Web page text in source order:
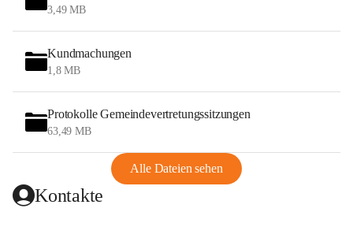
3,49 MB
Kundmachungen
1,8 MB
Protokolle Gemeindevertretungssitzungen
63,49 MB
Alle Dateien sehen
Kontakte